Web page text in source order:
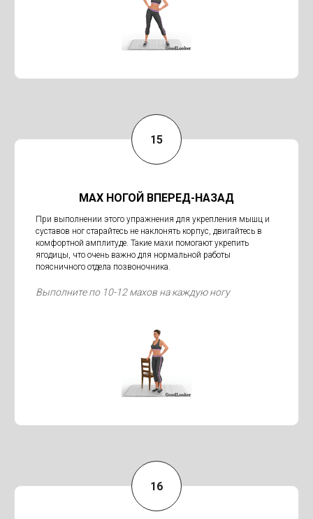
МАХ НОГОЙ ВПЕРЕД-НАЗАД
При выполнении этого упражнения для укрепления мышц и
суставов ног старайтесь не наклонять корпус, двигайтесь в
комфортной амплитуде. Такие махи помогают укрепить
ягодицы, что очень важно для нормальной работы
поясничного отдела позвоночника.
Выполните по 10-12 махов на каждую ногу